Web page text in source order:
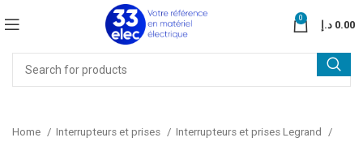
0
0.00 د.إ
Home Interrupteurs et prises
Interrupteurs et prises Legrand